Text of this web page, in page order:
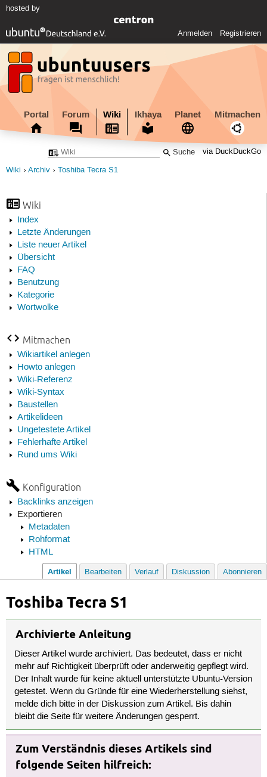
hosted by
Anmelden Registrieren
Portal Forum Wiki Ikhaya Planet Mitmachen
via DuckDuckGo
Wiki Archiv Toshiba Tecra S1
Wiki
Index
Letzte Änderungen
Liste neuer Artikel
Übersicht
FAQ
Benutzung
Kategorie
Wortwolke
Mitmachen
Wikiartikel anlegen
Howto anlegen
Wiki-Referenz
Wiki-Syntax
Baustellen
Artikelideen
Ungetestete Artikel
Fehlerhafte Artikel
Rund ums Wiki
Konfiguration
Backlinks anzeigen
Exportieren
Metadaten
Rohformat
HTML
Artikel Bearbeiten Verlauf Diskussion Abonnieren
Toshiba Tecra S1
Archivierte Anleitung
Dieser Artikel wurde archiviert. Das bedeutet, dass er nicht
mehr auf Richtigkeit überprüft oder anderweitig gepflegt wird.
Der Inhalt wurde für keine aktuell unterstützte Ubuntu-Version
getestet. Wenn du Gründe für eine Wiederherstellung siehst,
melde dich bitte in der Diskussion zum Artikel. Bis dahin
bleibt die Seite für weitere Änderungen gesperrt.
Zum Verständnis dieses Artikels sind
folgende Seiten hilfreich: